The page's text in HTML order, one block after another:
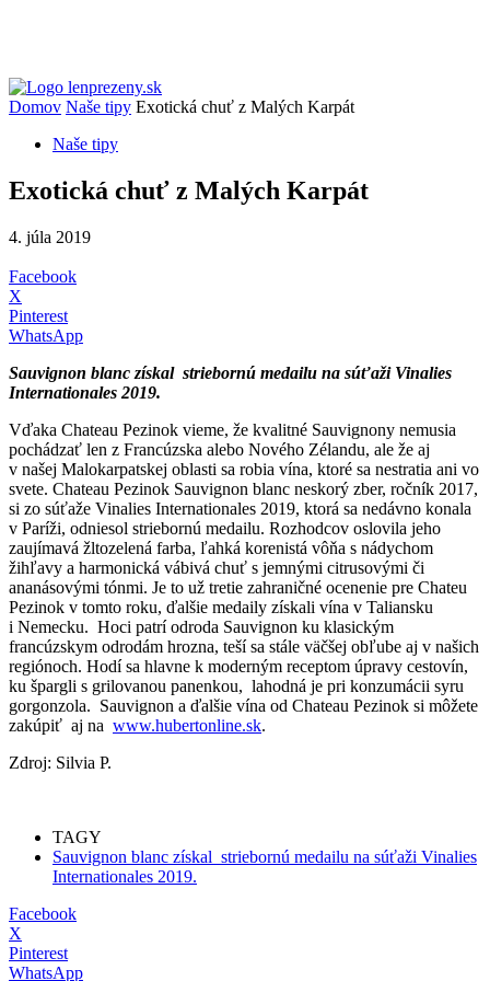
Domov Naše tipy Exotická chuť z Malých Karpát
Naše tipy
Exotická chuť z Malých Karpát
4. júla 2019
Facebook
X
Pinterest
WhatsApp
Sauvignon blanc získal striebornú medailu na súťaži Vinalies
Internationales 2019.
Vďaka Chateau Pezinok vieme, že kvalitné Sauvignony nemusia
pochádzať len z Francúzska alebo Nového Zélandu, ale že aj
v našej Malokarpatskej oblasti sa robia vína, ktoré sa nestratia ani vo
svete. Chateau Pezinok Sauvignon blanc neskorý zber, ročník 2017,
si zo súťaže Vinalies Internationales 2019, ktorá sa nedávno konala
v Paríži, odniesol striebornú medailu. Rozhodcov oslovila jeho
zaujímavá žltozelená farba, ľahká korenistá vôňa s nádychom
žihľavy a harmonická vábivá chuť s jemnými citrusovými či
ananásovými tónmi. Je to už tretie zahraničné ocenenie pre Chateu
Pezinok v tomto roku, ďalšie medaily získali vína v Taliansku
i Nemecku. Hoci patrí odroda Sauvignon ku klasickým
francúzskym odrodám hrozna, teší sa stále väčšej obľube aj v našich
regiónoch. Hodí sa hlavne k moderným receptom úpravy cestovín,
ku špargli s grilovanou panenkou, lahodná je pri konzumácii syru
gorgonzola. Sauvignon a ďalšie vína od Chateau Pezinok si môžete
zakúpiť aj na www.hubertonline.sk.
Zdroj: Silvia P.
TAGY
Sauvignon blanc získal striebornú medailu na súťaži Vinalies
Internationales 2019.
Facebook
X
Pinterest
WhatsApp